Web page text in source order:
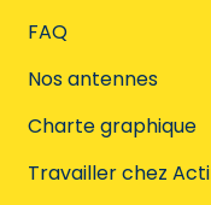
FAQ
Nos antennes
Charte graphique
Travailler chez